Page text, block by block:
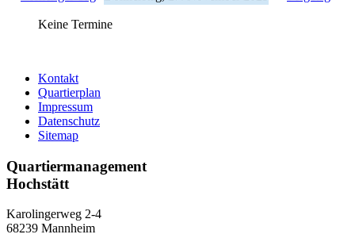
Keine Termine
Kontakt
Quartierplan
Impressum
Datenschutz
Sitemap
Quartiermanagement
Hochstätt
Karolingerweg 2-4
68239 Mannheim